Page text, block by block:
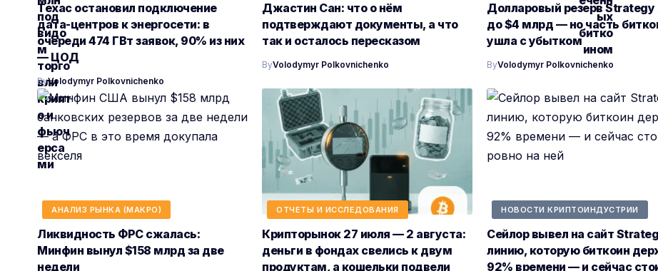
Техас остановил подключение
дата-центров к энергосети: в
очереди 474 ГВт заявок, 90% из них
— ЦОД
ByVolodymyr Polkovnichenko
Джастин Сан: что о нём
подтверждают документы, а что
так и осталось пересказом
ByVolodymyr Polkovnichenko
Долларовый резерв
до $4 млрд — но часть
ушла с убытком
ByVolodymyr Polkovnichenko
АНАЛИЗ РЫНКА (МАКРО)
Ликвидность ФРС сжалась:
Минфин вынул $158 млрд за две
недели
ОТЧЕТЫ И ИССЛЕДОВАНИЯ
Крипторынок 27 июля — 2 августа:
деньги в фондах свелись к двум
продуктам, а кошельки подвели
НОВОСТИ КРИПТОИНДУСТРИИ
Сейлор вывел на сайт
линию, которую биткоин
92% времени — и сейчас